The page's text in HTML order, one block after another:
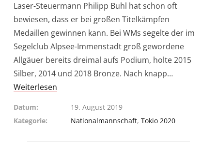
Laser-Steuermann Philipp Buhl hat schon oft
bewiesen, dass er bei großen Titelkämpfen
Medaillen gewinnen kann. Bei WMs segelte der im
Segelclub Alpsee-Immenstadt groß gewordene
Allgäuer bereits dreimal aufs Podium, holte 2015
Silber, 2014 und 2018 Bronze. Nach knapp…
Weiterlesen
Datum
19. August 2019
Kategorie
Nationalmannschaft, Tokio 2020